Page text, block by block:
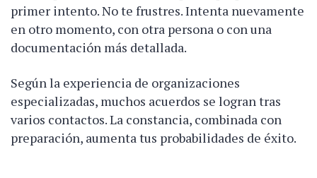
primer intento. No te frustres. Intenta nuevamente
en otro momento, con otra persona o con una
documentación más detallada.
Según la experiencia de organizaciones
especializadas, muchos acuerdos se logran tras
varios contactos. La constancia, combinada con
preparación, aumenta tus probabilidades de éxito.